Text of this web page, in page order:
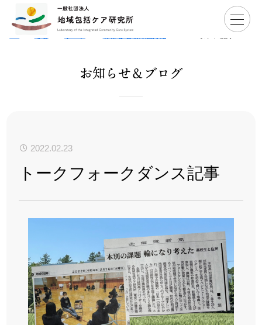
Ho
>
お知
>
活動レ
>
【活動報告】高校からは
トークフォーク
お知らせ＆ブログ
2022.02.23
トークフォークダンス記事